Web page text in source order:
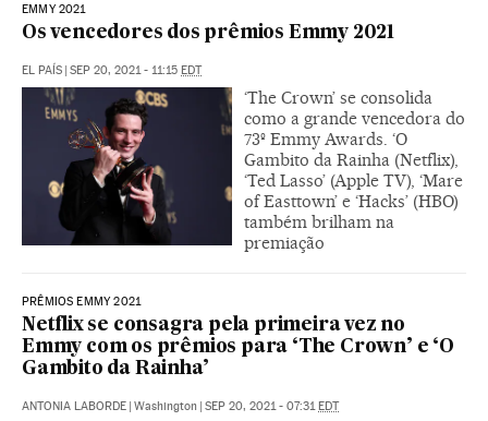
EMMY 2021
Os vencedores dos prêmios Emmy 2021
EL PAÍS | SEP 20, 2021 - 11:15 EDT
‘The Crown’ se consolida
como a grande vencedora do
73º Emmy Awards. ‘O
Gambito da Rainha (Netflix),
‘Ted Lasso’ (Apple TV), ‘Mare
of Easttown’ e ‘Hacks’ (HBO)
também brilham na
premiação
PRÊMIOS EMMY 2021
Netflix se consagra pela primeira vez no
Emmy com os prêmios para ‘The Crown’ e ‘O
Gambito da Rainha’
ANTONIA LABORDE | Washington | SEP 20, 2021 - 07:31EDT